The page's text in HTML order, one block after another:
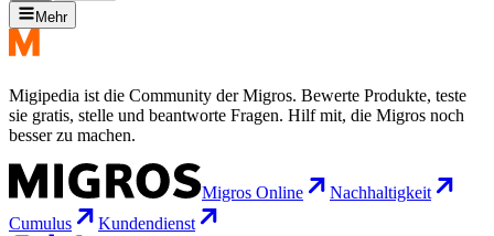
Mehr
Migipedia ist die Community der Migros. Bewerte Produkte, teste
sie gratis, stelle und beantworte Fragen. Hilf mit, die Migros noch
besser zu machen.
Migros Online
Nachhaltigkeit
Cumulus
Kundendienst